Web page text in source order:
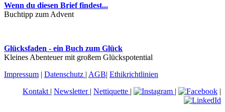
Wenn du diesen Brief findest...
Buchtipp zum Advent
Glücksfaden - ein Buch zum Glück
Kleines Abenteuer mit großem Glückspotential
Impressum | Datenschutz | AGB| Ethikrichtlinien
Kontakt | Newsletter | Nettiquette | | |